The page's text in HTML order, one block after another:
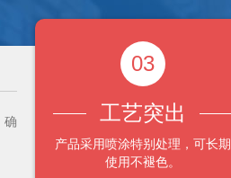
03
工艺突出
产品采用喷涂特别处理，可长期
使用不褪色。